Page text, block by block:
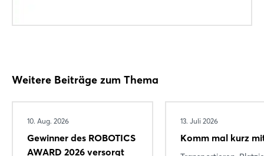
Weitere Beiträge zum Thema
10. Aug. 2026
Gewinner des ROBOTICS
AWARD 2026 versorgt
13. Juli 2026
Komm mal kurz
Login